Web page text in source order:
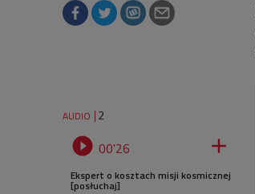
AUDIO 2
 00'26 
Ekspert o kosztach misji kosmicznej
[posłuchaj]